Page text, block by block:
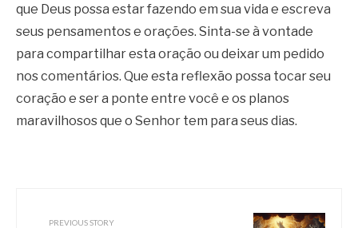
que Deus possa estar fazendo em sua vida e escreva
seus pensamentos e orações. Sinta-se à vontade
para compartilhar esta oração ou deixar um pedido
nos comentários. Que esta reflexão possa tocar seu
coração e ser a ponte entre você e os planos
maravilhosos que o Senhor tem para seus dias.
PREVIOUS STORY